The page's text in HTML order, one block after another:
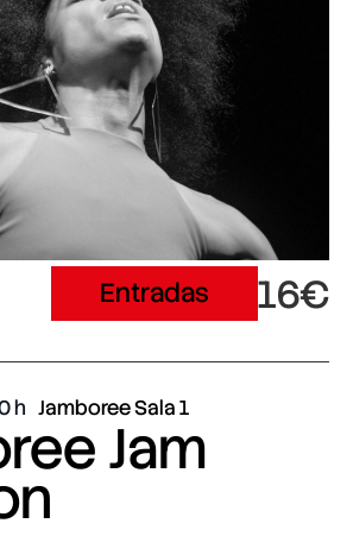
Entradas 16€
Jamboree Sala 1
Jam